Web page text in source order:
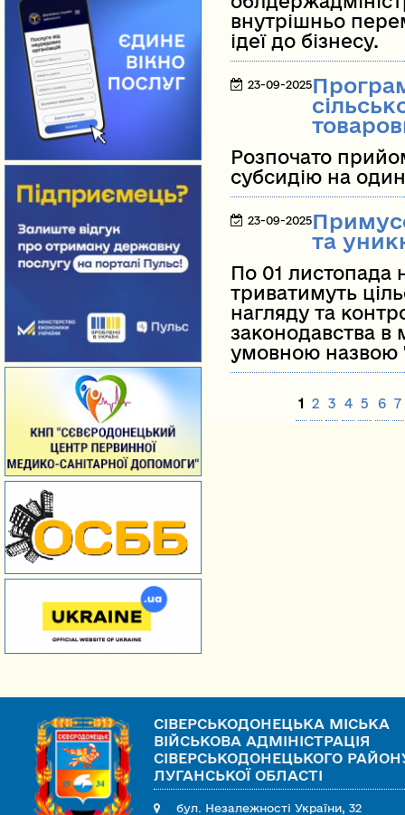
внутрішньо
ідеї до бізнесу.
23-09-2025
Розпочато
субсидію на
23-09-2025
та
По 01 листопада
триватимуть
нагляду та
законодавства в
умовною назвою
Страницы
1 2 3 4 5 6 7
СІВЕРСЬКОДОНЕЦЬКА МІСЬКА
ВІЙСЬКОВА АДМІНІСТРАЦІЯ
СІВЕРСЬКОДОНЕЦЬКОГО
ЛУГАНСЬКОЇ ОБЛАСТІ
бул. Незалежності України, 32